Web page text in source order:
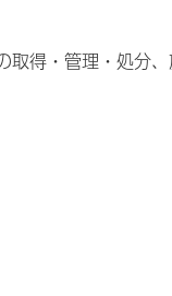
得・管理・処分